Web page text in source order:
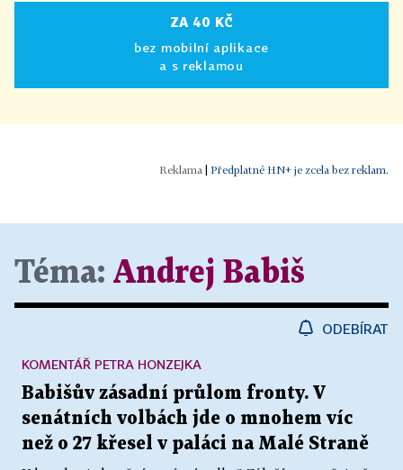
ZA 40 KČ
bez mobilní aplikace
a s reklamou
Předplatné HN+ je zcela bez reklam.
Téma: Andrej Babiš
ODEBÍRAT
Babišův zásadní průlom fronty. V
senátních volbách jde o mnohem víc
než o 27 křesel v paláci na Malé Straně
KOMENTÁŘ PETRA HONZEJKA